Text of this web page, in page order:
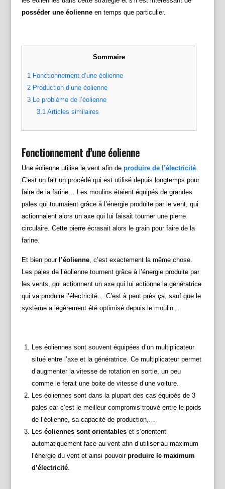
posséder une éolienneen temps que particulier.
Sommaire
1Fonctionnement d’une éolienne
2Production d’une éolienne
3Le problème de l’éolienne
3.1 Articles similaires
Fonctionnement d’une éolienne
Une éolienne utilise le vent afin de produire de l’électricité.
C’est un fait un procédé qui est utilisé depuis longtemps pour
faire de la farine… Les moulins étaient équipés de grandes
pales qui tournaient grâce à l’énergie produite par le vent, qui
actionnaient alors un axe qui lui faisait tourner une pierre
circulaire. Cette pierre écrasait alors le grain pour faire de la
farine.
Et bien pour l’éolienne, c’est exactement la même chose.
Les pales de l’éolienne tournent grâce à l’énergie produite par
les vents, qui actionnent un axe qui lui actionne la génératrice
qui va produire l’électricité… C’est à peut près ça, sauf que le
système a légèrement été optimisé depuis le moulin…
Les éoliennes sont souvent équipées d’un multiplicateur
situé entre l’axe et la génératrice. Ce multiplicateur permet
d’augmenter la vitesse de rotation en sortie, un peu
comme le ferait une boite de vitesse d’une voiture.
Les éoliennes sont dans la plupart des cas équipés de 3
pales car c’est le meilleur compromis trouvé entre le poids
de l’éolienne, sa capacité de production,…
Les éoliennes sont orientableset s’orientent
automatiquement face au vent afin d’utiliser au maximum
l’énergie du vent et ainsi pouvoir produire le maximum
d’électricité.